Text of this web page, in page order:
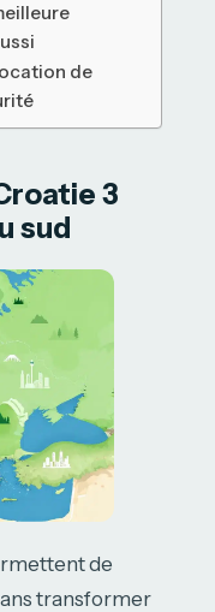
de
3
sud
de
transformer